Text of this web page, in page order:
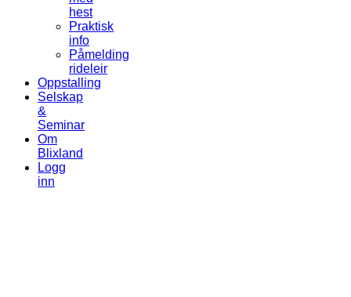
hest
Praktisk
info
Påmelding
rideleir
Oppstalling
Selskap
&
Seminar
Om
Blixland
Logg
inn